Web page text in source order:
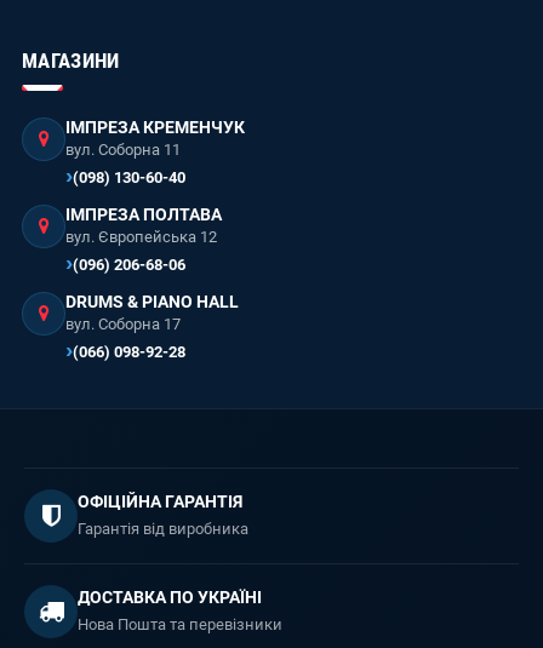
МАГАЗИНИ
ІМПРЕЗА КРЕМЕНЧУК
вул. Соборна 11
(098) 130-60-40
ІМПРЕЗА ПОЛТАВА
вул. Європейська 12
(096) 206-68-06
DRUMS & PIANO HALL
вул. Соборна 17
(066) 098-92-28
ОФІЦІЙНА ГАРАНТІЯ
Гарантія від виробника
ДОСТАВКА ПО УКРАЇНІ
Нова Пошта та перевізники